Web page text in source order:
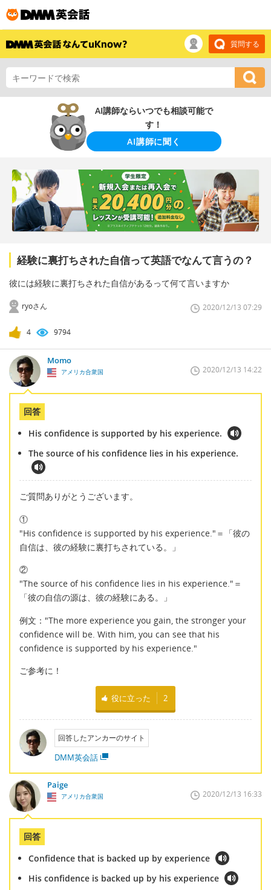
質問する
AI講師ならいつでも相談可能で
す！
AI講師に聞く
経験に裏打ちされた自信って英語でなんて言うの？
彼には経験に裏打ちされた自信があるって何て言いますか
ryoさん 2020/12/13 07:29
4 9794
Momo
アメリカ合衆国 2020/12/13 14:22
回答
His confidence is supported by his experience.
The source of his confidence lies in his experience.
ご質問ありがとうございます。
①
"His confidence is supported by his experience."＝「彼の
自信は、彼の経験に裏打ちされている。」
②
"The source of his confidence lies in his experience."＝
「彼の自信の源は、彼の経験にある。」
例文："The more experience you gain, the stronger your
confidence will be. With him, you can see that his
confidence is supported by his experience."
ご参考に！
役に立った 2
回答したアンカーのサイト
DMM英会話
Paige
アメリカ合衆国 2020/12/13 16:33
回答
Confidence that is backed up by experience
His confidence is backed up by his experience